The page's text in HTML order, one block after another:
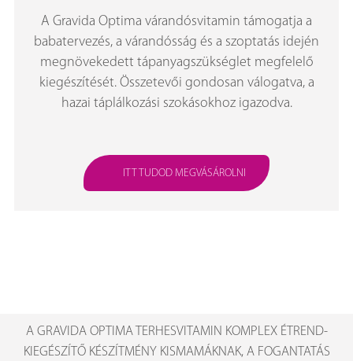
A Gravida Optima várandósvitamin támogatja a
babatervezés, a várandósság és a szoptatás idején
megnövekedett tápanyagszükséglet megfelelő
kiegészítését. Összetevői gondosan válogatva, a
hazai táplálkozási szokásokhoz igazodva.
ITT TUDOD MEGVÁSÁROLNI
A GRAVIDA OPTIMA TERHESVITAMIN KOMPLEX ÉTREND-
KIEGÉSZÍTŐ KÉSZÍTMÉNY KISMAMÁKNAK, A FOGANTATÁS